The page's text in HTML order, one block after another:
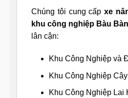
Chúng tôi cung cấp xe
khu công nghiệp Bàu
lân cận:
Khu Công Nghiệp và
Khu Công Nghiệp
Khu Công Nghiệp Lai